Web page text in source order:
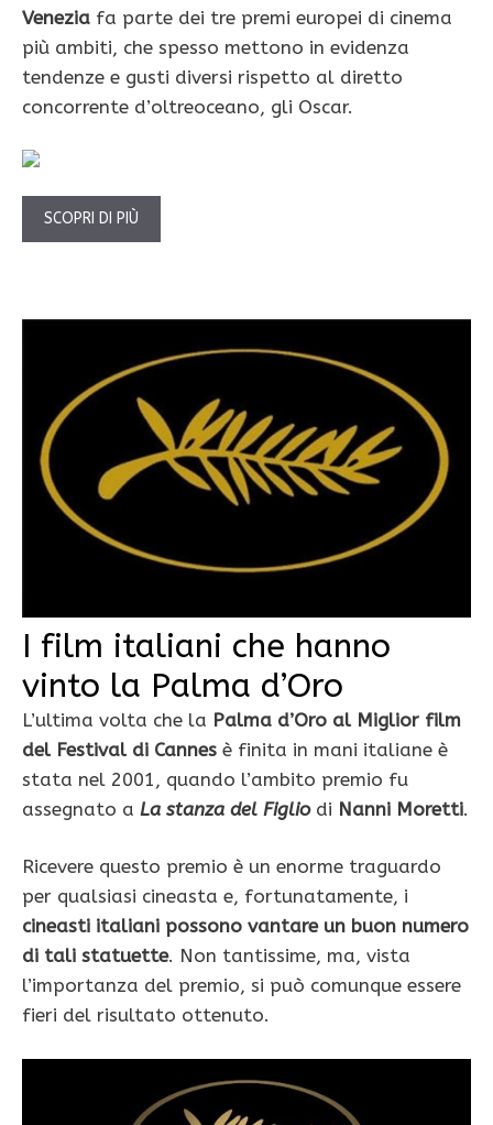
Venezia fa parte dei tre premi europei di cinema
più ambiti, che spesso mettono in evidenza
tendenze e gusti diversi rispetto al diretto
concorrente d’oltreoceano, gli Oscar.
SCOPRI DI PIÙ
I film italiani che hanno
vinto la Palma d’Oro
L’ultima volta che la Palma d’Oro al Miglior film
del Festival di Cannes è finita in mani italiane è
stata nel 2001, quando l’ambito premio fu
assegnato a La stanza del Figliodi Nanni Moretti.
Ricevere questo premio è un enorme traguardo
per qualsiasi cineasta e, fortunatamente, i
cineasti italiani possono vantare un buon numero
di tali statuette. Non tantissime, ma, vista
l’importanza del premio, si può comunque essere
fieri del risultato ottenuto.